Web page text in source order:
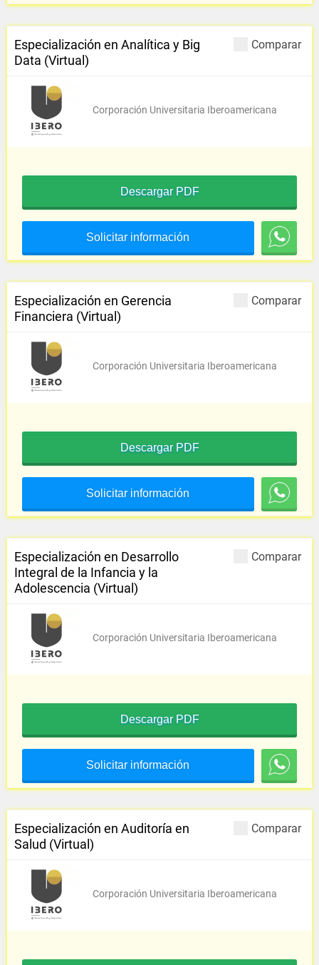
Comparar
Especialización en Analítica y Big
Data (Virtual)
Corporación Universitaria Iberoamericana
Descargar PDF
Solicitar información
Comparar
Especialización en Gerencia
Financiera (Virtual)
Corporación Universitaria Iberoamericana
Descargar PDF
Solicitar información
Comparar
Especialización en Desarrollo
Integral de la Infancia y la
Adolescencia (Virtual)
Corporación Universitaria Iberoamericana
Descargar PDF
Solicitar información
Comparar
Especialización en Auditoría en
Salud (Virtual)
Corporación Universitaria Iberoamericana